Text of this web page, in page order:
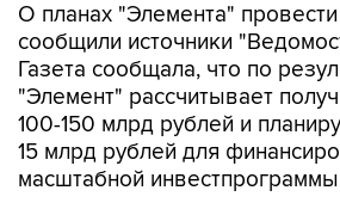
О планах "Элемента"
сообщили источники
Газета сообщала, что по
"Элемент" рассчитывает
100-150 млрд рублей и
15 млрд рублей для
масштабной